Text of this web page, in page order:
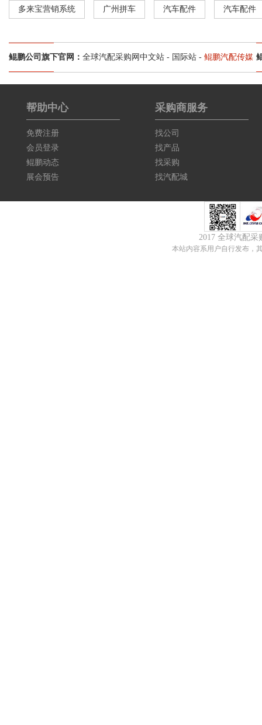
多来宝营销系统 广州拼车 汽车配件 汽车配件
鲲鹏公司旗下官网： 全球汽配采购网中文站 - 国际站 - 鲲鹏汽配传媒
帮助中心
免费注册
会员登录
鲲鹏动态
展会预告
采购商服务
找公司
找产品
找采购
找汽配城
2017 全球汽配
本站内容系用户自行发布，